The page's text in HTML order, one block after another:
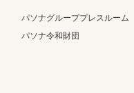
パソナグループプレスルーム
パソナ令和財団